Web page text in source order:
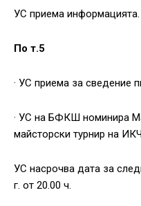
УС приема информацията.
По т.5
· УС приема за сведение
· УС на БФКШ номинира
майсторски турнир на
УС насрочва дата за
г. от 20.00 ч.